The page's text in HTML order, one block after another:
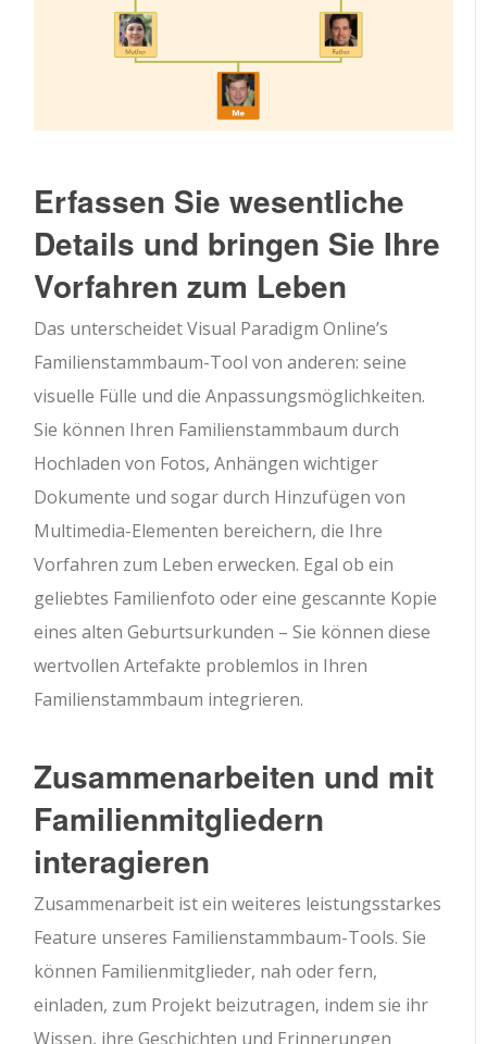
Erfassen Sie wesentliche
Details und bringen Sie Ihre
Vorfahren zum Leben
Das unterscheidet Visual Paradigm Online’s
Familienstammbaum-Tool von anderen: seine
visuelle Fülle und die Anpassungsmöglichkeiten.
Sie können Ihren Familienstammbaum durch
Hochladen von Fotos, Anhängen wichtiger
Dokumente und sogar durch Hinzufügen von
Multimedia-Elementen bereichern, die Ihre
Vorfahren zum Leben erwecken. Egal ob ein
geliebtes Familienfoto oder eine gescannte Kopie
eines alten Geburtsurkunden – Sie können diese
wertvollen Artefakte problemlos in Ihren
Familienstammbaum integrieren.
Zusammenarbeiten und mit
Familienmitgliedern
interagieren
Zusammenarbeit ist ein weiteres leistungsstarkes
Feature unseres Familienstammbaum-Tools. Sie
können Familienmitglieder, nah oder fern,
einladen, zum Projekt beizutragen, indem sie ihr
Wissen, ihre Geschichten und Erinnerungen